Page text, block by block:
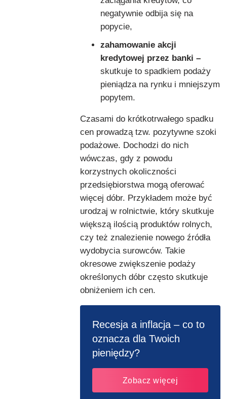
negatywnie odbija się na
popycie,
zahamowanie akcji
kredytowej przez banki –
skutkuje to spadkiem podaży
pieniądza na rynku i mniejszym
popytem.
Czasami do krótkotrwałego spadku
cen prowadzą tzw. pozytywne szoki
podażowe. Dochodzi do nich
wówczas, gdy z powodu
korzystnych okoliczności
przedsiębiorstwa mogą oferować
więcej dóbr. Przykładem może być
urodzaj w rolnictwie, który skutkuje
większą ilością produktów rolnych,
czy też znalezienie nowego źródła
wydobycia surowców. Takie
okresowe zwiększenie podaży
określonych dóbr często skutkuje
obniżeniem ich cen.
Recesja a inflacja – co to
oznacza dla Twoich
pieniędzy?
Zobacz więcej